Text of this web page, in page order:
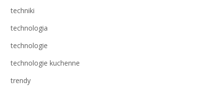
techniki
technologia
technologie
technologie kuchenne
trendy